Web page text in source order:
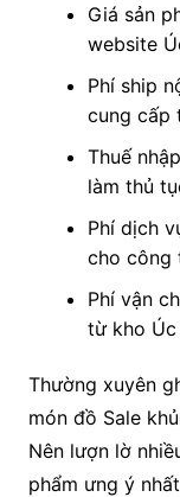
Giá sản
website
Phí ship
cung cấp
Thuế
làm thủ
Phí dịch
cho công
Phí vận
từ kho
Thường xuyên
món đồ Sale
Nên lượn lờ
phẩm ưng ý